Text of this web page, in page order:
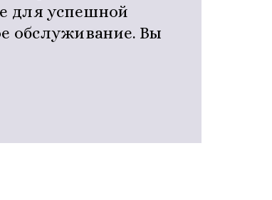
для успешной
обслуживание. Вы